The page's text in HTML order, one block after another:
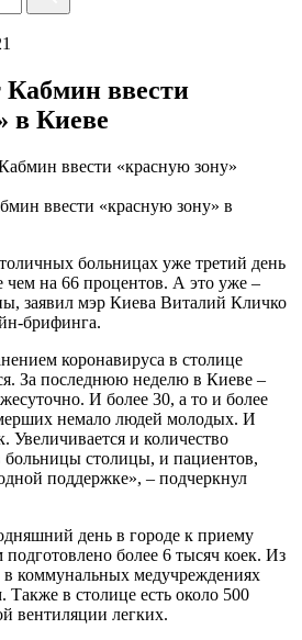
ввести
в Киеве
ввести «красную зону» в
больницах уже третий день
чем на 66 процентов. А это уже –
заявил мэр Киева Виталий Кличко
брифинга.
коронавируса в столице
За последнюю неделю в Киеве –
И более 30, а то и более
немало людей молодых. И
Увеличивается и количество
больницы столицы, и пациентов,
поддержке», – подчеркнул
день в городе к приему
более 6 тысяч коек. Из
в коммунальных медучреждениях
Также в столице есть около 500
вентиляции легких.